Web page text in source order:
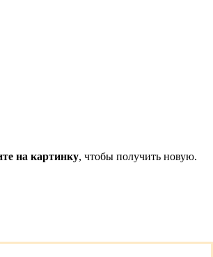
на картинку, чтобы получить новую.